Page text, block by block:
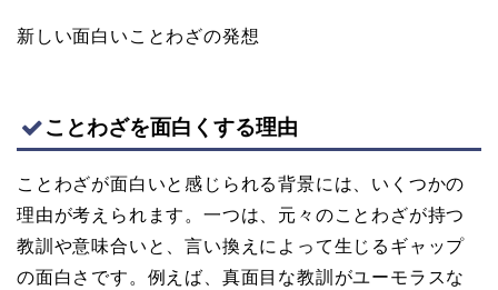
新しい面白いことわざの発想
ことわざを面白くする理由
ことわざが面白いと感じられる背景には、いくつかの
理由が考えられます。一つは、元々のことわざが持つ
教訓や意味合いと、言い換えによって生じるギャップ
の面白さです。例えば、真面目な教訓がユーモラスな